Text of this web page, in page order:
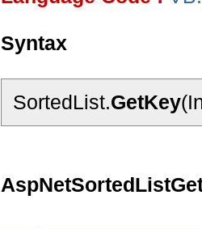
Syntax
SortedList.GetKey